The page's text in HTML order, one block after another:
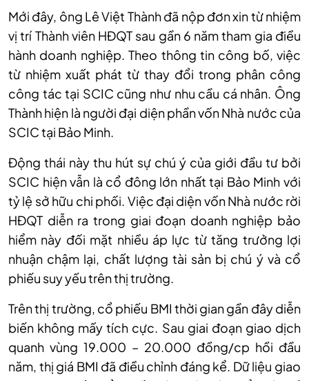
Mới đây, ông Lê Việt Thành đã nộp đơn xin từ nhiệm
vị trí Thành viên HĐQT sau gần 6 năm tham gia điều
hành doanh nghiệp. Theo thông tin công bố, việc
từ nhiệm xuất phát từ thay đổi trong phân công
công tác tại SCIC cũng như nhu cầu cá nhân. Ông
Thành hiện là người đại diện phần vốn Nhà nước của
SCIC tại Bảo Minh.
Động thái này thu hút sự chú ý của giới đầu tư bởi
SCIC hiện vẫn là cổ đông lớn nhất tại Bảo Minh với
tỷ lệ sở hữu chi phối. Việc đại diện vốn Nhà nước rời
HĐQT diễn ra trong giai đoạn doanh nghiệp bảo
hiểm này đối mặt nhiều áp lực từ tăng trưởng lợi
nhuận chậm lại, chất lượng tài sản bị chú ý và cổ
phiếu suy yếu trên thị trường.
Trên thị trường, cổ phiếu BMI thời gian gần đây diễn
biến không mấy tích cực. Sau giai đoạn giao dịch
quanh vùng 19.000 – 20.000 đồng/cp hồi đầu
năm, thị giá BMI đã điều chỉnh đáng kể. Dữ liệu giao